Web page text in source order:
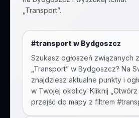
„Transport”.
#transport w Bydgoszcz
Szukasz ogłoszeń związanych
Transport” w Bydgoszcz? Na
znajdziesz aktualne punkty i
w Twojej okolicy. Kliknij „Otwórz
przejść do mapy z filtrem #